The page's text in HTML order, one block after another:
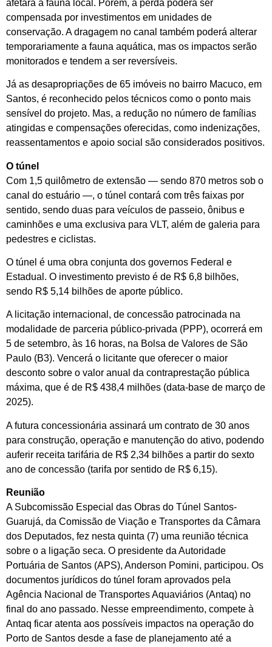
afetará a fauna local. Porém, a perda poderá ser
compensada por investimentos em unidades de
conservação. A dragagem no canal também poderá alterar
temporariamente a fauna aquática, mas os impactos serão
monitorados e tendem a ser reversíveis.
Já as desapropriações de 65 imóveis no bairro Macuco, em
Santos, é reconhecido pelos técnicos como o ponto mais
sensível do projeto. Mas, a redução no número de famílias
atingidas e compensações oferecidas, como indenizações,
reassentamentos e apoio social são considerados positivos.
O túnel
Com 1,5 quilômetro de extensão — sendo 870 metros sob o
canal do estuário —, o túnel contará com três faixas por
sentido, sendo duas para veículos de passeio, ônibus e
caminhões e uma exclusiva para VLT, além de galeria para
pedestres e ciclistas.
O túnel é uma obra conjunta dos governos Federal e
Estadual. O investimento previsto é de R$ 6,8 bilhões,
sendo R$ 5,14 bilhões de aporte público.
A licitação internacional, de concessão patrocinada na
modalidade de parceria público-privada (PPP), ocorrerá em
5 de setembro, às 16 horas, na Bolsa de Valores de São
Paulo (B3). Vencerá o licitante que oferecer o maior
desconto sobre o valor anual da contraprestação pública
máxima, que é de R$ 438,4 milhões (data-base de março de
2025).
A futura concessionária assinará um contrato de 30 anos
para construção, operação e manutenção do ativo, podendo
auferir receita tarifária de R$ 2,34 bilhões a partir do sexto
ano de concessão (tarifa por sentido de R$ 6,15).
Reunião
A Subcomissão Especial das Obras do Túnel Santos-
Guarujá, da Comissão de Viação e Transportes da Câmara
dos Deputados, fez nesta quinta (7) uma reunião técnica
sobre o a ligação seca. O presidente da Autoridade
Portuária de Santos (APS), Anderson Pomini, participou. Os
documentos jurídicos do túnel foram aprovados pela
Agência Nacional de Transportes Aquaviários (Antaq) no
final do ano passado. Nesse empreendimento, compete à
Antaq ficar atenta aos possíveis impactos na operação do
Porto de Santos desde a fase de planejamento até a